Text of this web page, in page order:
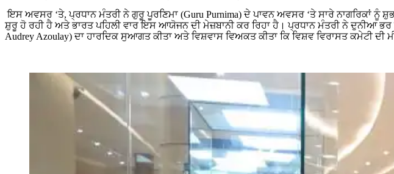
ਇਸ ਅਵਸਰ ‘ਤੇ, ਪ੍ਰਧਾਨ ਮੰਤਰੀ ਨੇ ਗੁਰੂ ਪੂਰਣਿਮਾ (Guru Purnima) ਦੇ ਪਾਵਨ ਅਵਸਰ ‘ਤੇ ਸਾਰੇ ਨਾਗਰਿਕਾਂ ਨੂੰ
ਸ਼ੁਰੂ ਹੋ ਰਹੀ ਹੈ ਅਤੇ ਭਾਰਤ ਪਹਿਲੀ ਵਾਰ ਇਸ ਆਯੋਜਨ ਦੀ ਮੇਜ਼ਬਾਨੀ ਕਰ ਰਿਹਾ ਹੈ। ਪ੍ਰਧਾਨ ਮੰਤਰੀ ਨੇ
Audrey Azoulay) ਦਾ ਹਾਰਦਿਕ ਸੁਆਗਤ ਕੀਤਾ ਅਤੇ ਵਿਸ਼ਵਾਸ ਵਿਅਕਤ ਕੀਤਾ ਕਿ ਵਿਸ਼ਵ ਵਿਰਾਸਤ ਕਮੇਟੀ